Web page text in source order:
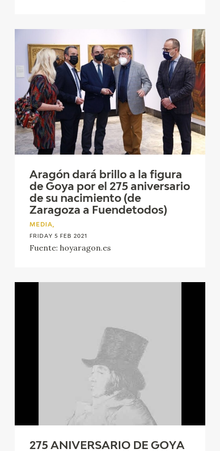
Aragón dará brillo a la figura
de Goya por el 275 aniversario
de su nacimiento (de
Zaragoza a Fuendetodos)
MEDIA,
FRIDAY 5 FEB 2021
Fuente: hoyaragon.es
275 ANIVERSARIO DE GOYA